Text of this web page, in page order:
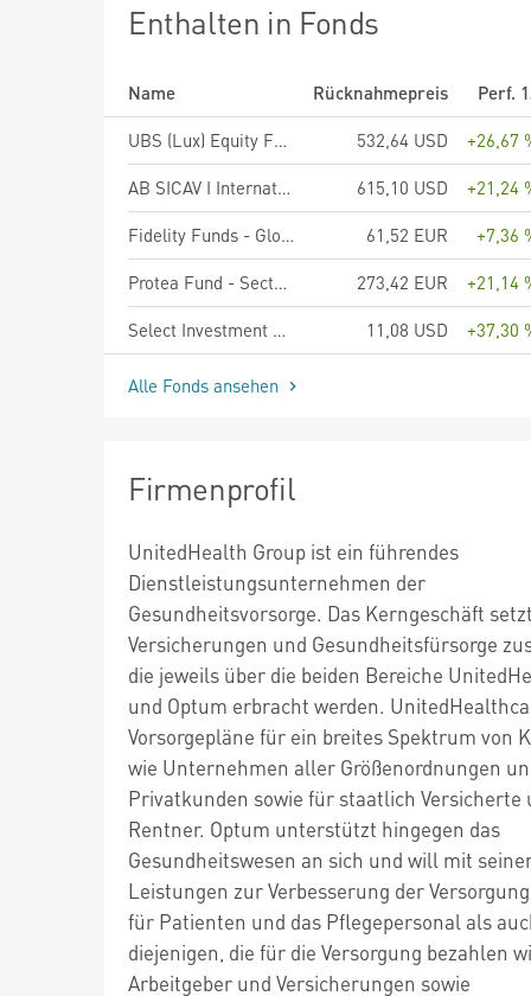
Enthalten in Fonds
Name Rücknahmepreis
Perf.
UBS (Lux) Equity Fund - Sustainable Health Transformation (USD), Anteilsklasse P-acc, USD
532,64 USD
+26,67
AB SICAV I International Health Care Portfolio Class A
615,10 USD
+21,24
Fidelity Funds - Global Healthcare Fund A-Euro
61,52 EUR
+7,36
Protea Fund - Sectoral Healthcare Opportunities Fund PH EUR
273,42 EUR
+21,14
Select Investment Series III SICAV T.Rowe Price Health Sciences Equity Fund Class A
11,08 USD +37,30
Alle Fonds ansehen
Firmenprofil
UnitedHealth Group ist ein führendes
Dienstleistungsunternehmen der
Gesundheitsvorsorge. Das Kerngeschäft
Versicherungen und Gesundheitsfürsorge
die jeweils über die beiden Bereiche
und Optum erbracht werden.
Vorsorgepläne für ein breites Spektrum von
wie Unternehmen aller Größenordnungen
Privatkunden sowie für staatlich Versicherte
Rentner. Optum unterstützt hingegen das
Gesundheitswesen an sich und will mit
Leistungen zur Verbesserung der
für Patienten und das Pflegepersonal als
diejenigen, die für die Versorgung bezahlen
Arbeitgeber und Versicherungen sowie